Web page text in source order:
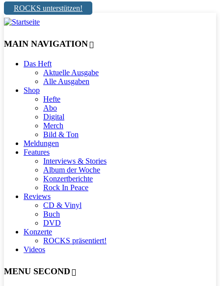
ROCKS unterstützen!
MAIN NAVIGATION
Das Heft
Aktuelle Ausgabe
Alle Ausgaben
Shop
Hefte
Abo
Digital
Merch
Bild & Ton
Meldungen
Features
Interviews & Stories
Album der Woche
Konzertberichte
Rock In Peace
Reviews
CD & Vinyl
Buch
DVD
Konzerte
ROCKS präsentiert!
Videos
MENU SECOND